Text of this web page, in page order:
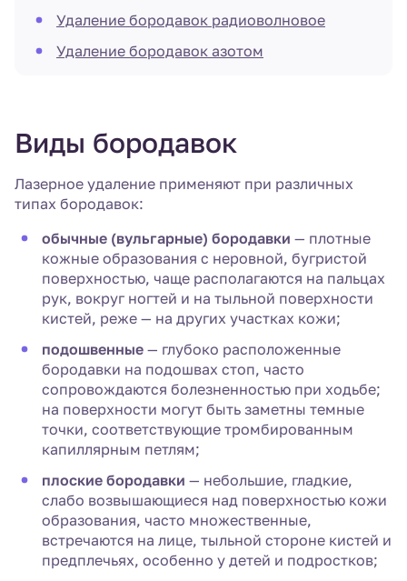
Удаление бородавок радиоволновое
Удаление бородавок азотом
Виды бородавок
Лазерное удаление применяют при различных
типах бородавок:
обычные (вульгарные) бородавки — плотные
кожные образования с неровной, бугристой
поверхностью, чаще располагаются на пальцах
рук, вокруг ногтей и на тыльной поверхности
кистей, реже — на других участках кожи;
подошвенные — глубоко расположенные
бородавки на подошвах стоп, часто
сопровождаются болезненностью при ходьбе;
на поверхности могут быть заметны темные
точки, соответствующие тромбированным
капиллярным петлям;
плоские бородавки — небольшие, гладкие,
слабо возвышающиеся над поверхностью кожи
образования, часто множественные,
встречаются на лице, тыльной стороне кистей и
предплечьях, особенно у детей и подростков;